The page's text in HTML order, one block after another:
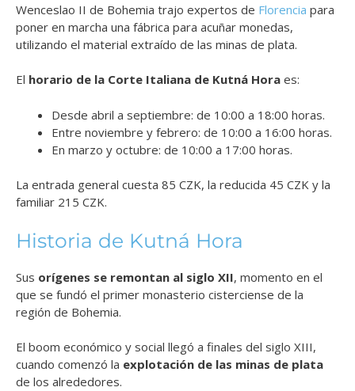
Wenceslao II de Bohemia trajo expertos de Florencia para
poner en marcha una fábrica para acuñar monedas,
utilizando el material extraído de las minas de plata.
El horario de la Corte Italiana de Kutná Hora es:
Desde abril a septiembre: de 10:00 a 18:00 horas.
Entre noviembre y febrero: de 10:00 a 16:00 horas.
En marzo y octubre: de 10:00 a 17:00 horas.
La entrada general cuesta 85 CZK, la reducida 45 CZK y la
familiar 215 CZK.
Historia de Kutná Hora
Sus orígenes se remontan al siglo XII, momento en el
que se fundó el primer monasterio cisterciense de la
región de Bohemia.
El boom económico y social llegó a finales del siglo XIII,
cuando comenzó la explotación de las minas de plata
de los alrededores.